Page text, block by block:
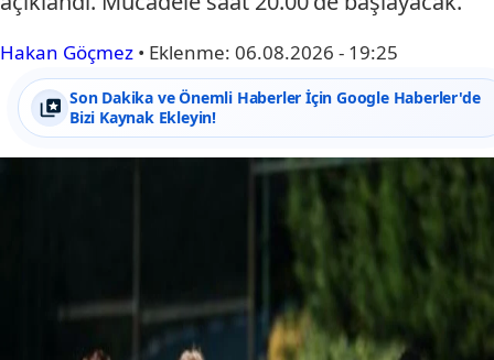
Hakan Göçmez • Eklenme: 06.08.2026 - 19:25
Son Dakika ve Önemli Haberler İçin Google Haberler'de
Bizi Kaynak Ekleyin!